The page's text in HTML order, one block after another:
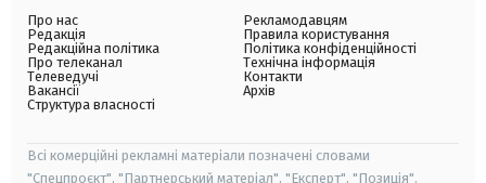
Про нас
Редакція
Редакційна політика
Про телеканал
Телеведучі
Вакансії
Структура власності
Рекламодавцям
Правила користування
Політика конфіденційності
Технічна інформація
Контакти
Архів
Всі комерційні рекламні матеріали позначені словами
"Спецпроєкт", "Партнерський матеріал", "Експерт", "Позиція".